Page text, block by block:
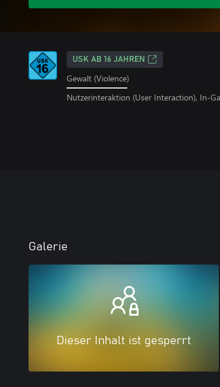
USK AB 16 JAHREN
Gewalt (Violence)
Nutzerinteraktion (User Interaction), In-
Galerie
Dieser Inhalt ist gesperrt